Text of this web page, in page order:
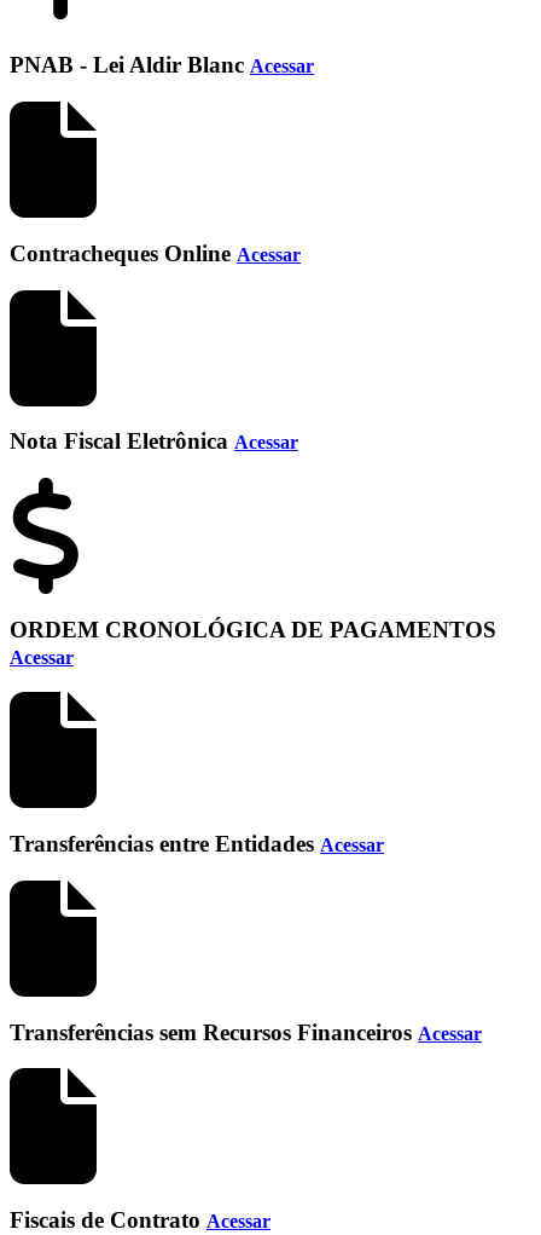
PNAB - Lei Aldir Blanc Acessar
Contracheques Online Acessar
Nota Fiscal Eletrônica Acessar
ORDEM CRONOLÓGICA DE PAGAMENTOS
Acessar
Transferências entre Entidades Acessar
Transferências sem Recursos Financeiros Acessar
Fiscais de Contrato Acessar